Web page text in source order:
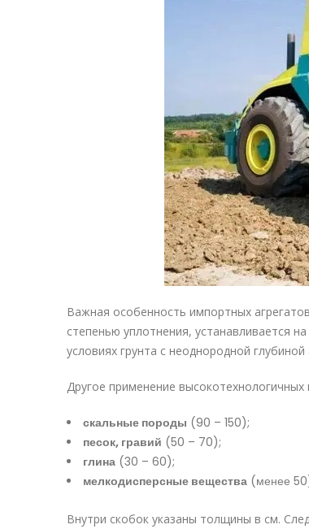
Важная особенность импортных
степенью уплотнения, устанавливается на
условиях грунта с неоднородной
Другое применение
скальные породы (90 – 150);
песок, гравий (50 – 70);
глина (30 – 60);
мелкодисперсные вещества (менее
Внутри скобок указаны толщины в см.